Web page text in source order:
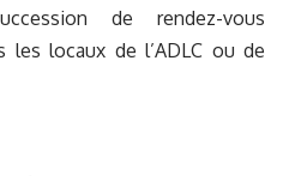
de rendez-vous
les locaux de l’ADLC ou de